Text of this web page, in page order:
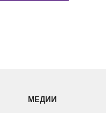
МЕДИИ